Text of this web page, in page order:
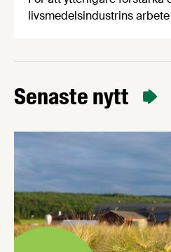
livsmedelsindustrins
Charkuteriföretagen och
charkuterier och
2030.
Senaste nytt